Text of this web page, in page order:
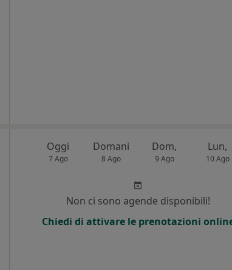
Oggi
7 Ago
Domani
8 Ago
Dom,
9 Ago
Lun,
10 Ago
Non ci sono agende disponibili!
Chiedi di attivare le prenotazioni